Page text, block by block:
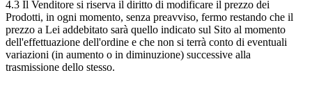
4.3 Il Venditore si riserva il diritto di modificare il prezzo dei
Prodotti, in ogni momento, senza preavviso, fermo restando che il
prezzo a Lei addebitato sarà quello indicato sul Sito al momento
dell'effettuazione dell'ordine e che non si terrà conto di eventuali
variazioni (in aumento o in diminuzione) successive alla
trasmissione dello stesso.